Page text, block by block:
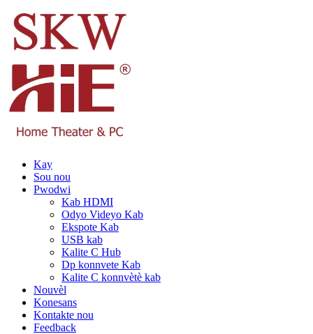
Kay
Sou nou
Pwodwi
Kab HDMI
Odyo Videyo Kab
Ekspote Kab
USB kab
Kalite C Hub
Dp konnvete Kab
Kalite C konnvètè kab
Nouvèl
Konesans
Kontakte nou
Feedback